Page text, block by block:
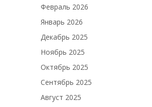
Февраль 2026
Январь 2026
Декабрь 2025
Ноябрь 2025
Октябрь 2025
Сентябрь 2025
Август 2025